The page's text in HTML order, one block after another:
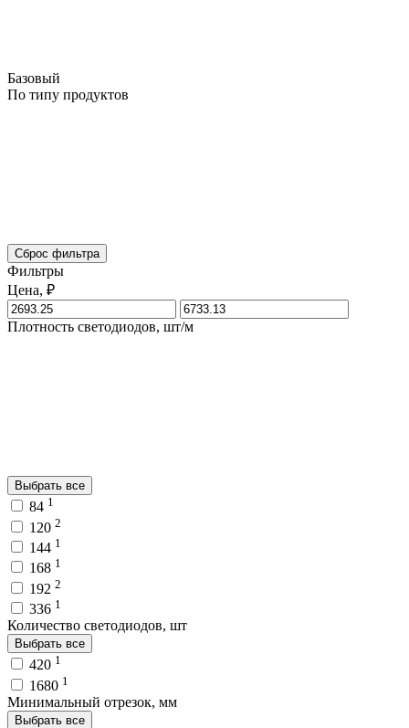
Базовый
По типу продуктов
Сброс фильтра
Фильтры
Цена, ₽
Плотность светодиодов, шт/м
Выбрать все
84 1
120 2
144 1
168 1
192 2
336 1
Количество светодиодов, шт
Выбрать все
420 1
1680 1
Минимальный отрезок, мм
Выбрать все